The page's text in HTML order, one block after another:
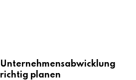
Unternehmensabwicklung
richtig planen